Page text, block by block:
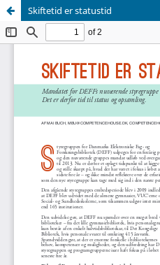
Skiftetid er statustid